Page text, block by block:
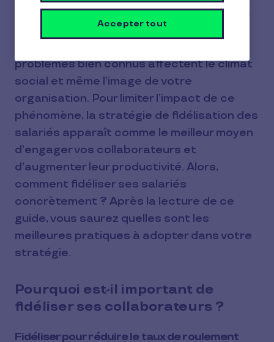
PME ou grandes entreprises, font parfois
face à des enjeux liés au turnover et à
problèmes bien connus affectent le climat
social et même l’image de votre
organisation. Pour limiter l’impact de ce
phénomène, la stratégie de fidélisation des
salariés apparaît comme le meilleur moyen
d’engager vos collaborateurs et
d’augmenter leur productivité. Alors,
comment fidéliser ses salariés
concrètement ? Après la lecture de ce
guide, vous saurez quelles sont les
meilleures pratiques à adopter dans votre
stratégie.
Pourquoi est-il important de
fidéliser ses collaborateurs ?
Fidéliser pour réduire le taux de roulement
Accepter tout